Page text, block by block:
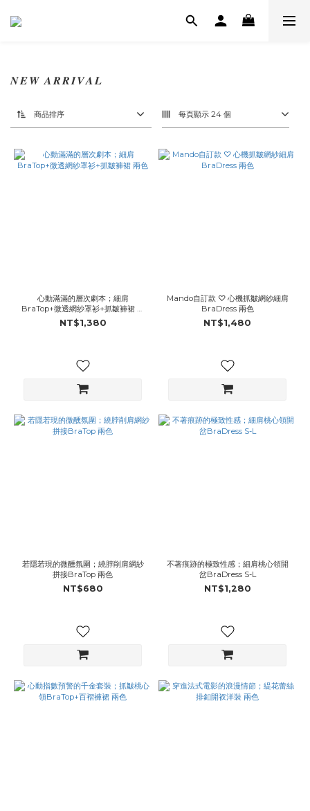
𝑵𝑬𝑾 𝑨𝑹𝑹𝑰𝑽𝑨𝑳
商品排序 每頁顯示 24 個
心動滿滿的層次劇本；細肩
BraTop+微透網紗罩衫+抓皺褲裙 兩
色
NT$1,380
Mando自訂款 ♡ 心機抓皺網紗細肩
BraDress 兩色
NT$1,480
若隱若現的微醺氛圍；繞脖削肩網紗
拼接BraTop 兩色
NT$680
不著痕跡的極致性感；細肩桃心領開
岔BraDress S-L
NT$1,280